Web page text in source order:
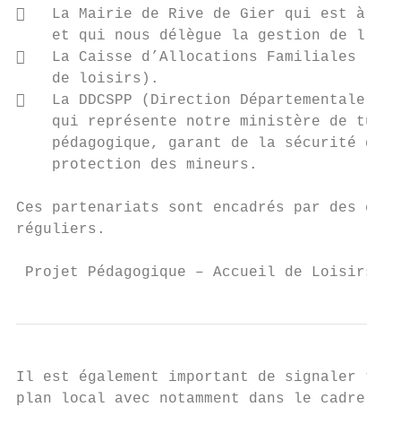
   La Mairie de Rive de Gier qui est à
et qui nous délègue la gestion de
   La Caisse d’Allocations Familiales
    de loisirs).
   La DDCSPP (Direction Départementale
qui représente notre ministère de
pédagogique, garant de la sécurité
    protection des mineurs.
Ces partenariats sont encadrés par des
réguliers.
Projet Pédagogique – Accueil de
Il est également important de signaler
plan local avec notamment dans le cadre